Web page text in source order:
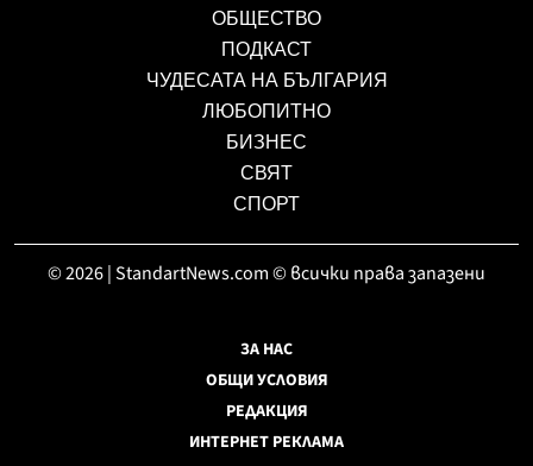
ОБЩЕСТВО
ПОДКАСТ
ЧУДЕСАТА НА БЪЛГАРИЯ
ЛЮБОПИТНО
БИЗНЕС
СВЯТ
СПОРТ
© 2026 | StandartNews.com © всички права запазени
ЗА НАС
ОБЩИ УСЛОВИЯ
РЕДАКЦИЯ
ИНТЕРНЕТ РЕКЛАМА